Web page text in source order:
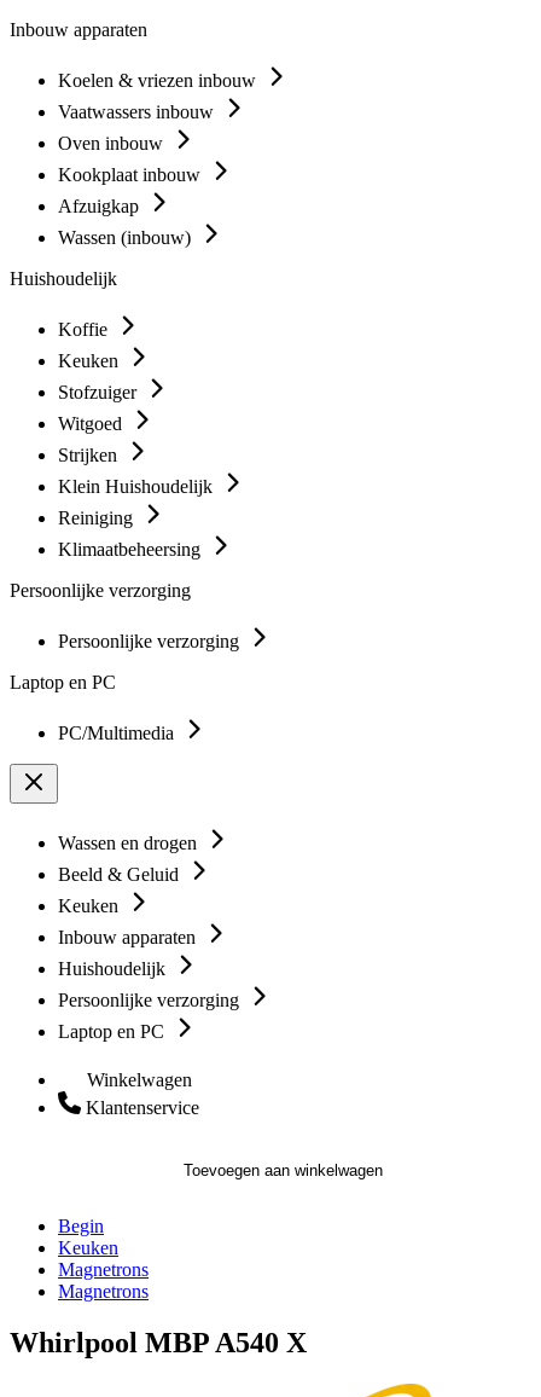
Inbouw apparaten
Koelen & vriezen inbouw
Vaatwassers inbouw
Oven inbouw
Kookplaat inbouw
Afzuigkap
Wassen (inbouw)
Huishoudelijk
Koffie
Keuken
Stofzuiger
Witgoed
Strijken
Klein Huishoudelijk
Reiniging
Klimaatbeheersing
Persoonlijke verzorging
Persoonlijke verzorging
Laptop en PC
PC/Multimedia
Wassen en drogen
Beeld & Geluid
Keuken
Inbouw apparaten
Huishoudelijk
Persoonlijke verzorging
Laptop en PC
Winkelwagen
Klantenservice
Toevoegen aan winkelwagen
Begin
Keuken
Magnetrons
Magnetrons
Whirlpool MBP A540 X